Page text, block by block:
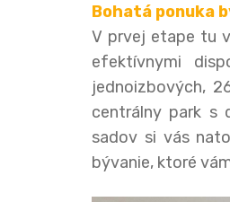
Bohatá ponuka
V prvej etape tu
efektívnymi
jednoizbových,
centrálny park s
sadov si vás
bývanie, ktoré